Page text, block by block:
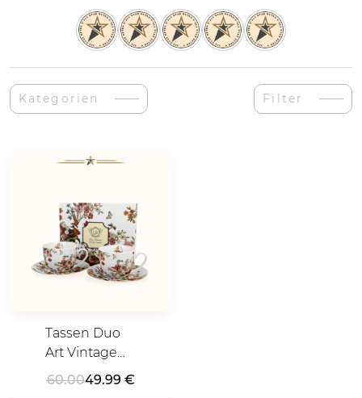
Kategorien Filter
Tassen Duo
Art Vintage
Porzellanbecher
60.0049.99 €